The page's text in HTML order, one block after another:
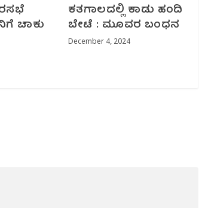
ಚಾಕು
ಕತಗಾಲದಲ್ಲಿ ಕಾಡು ಹಂದಿ
ಬೇಟೆ : ಮೂವರ ಬಂಧನ
December 4, 2024